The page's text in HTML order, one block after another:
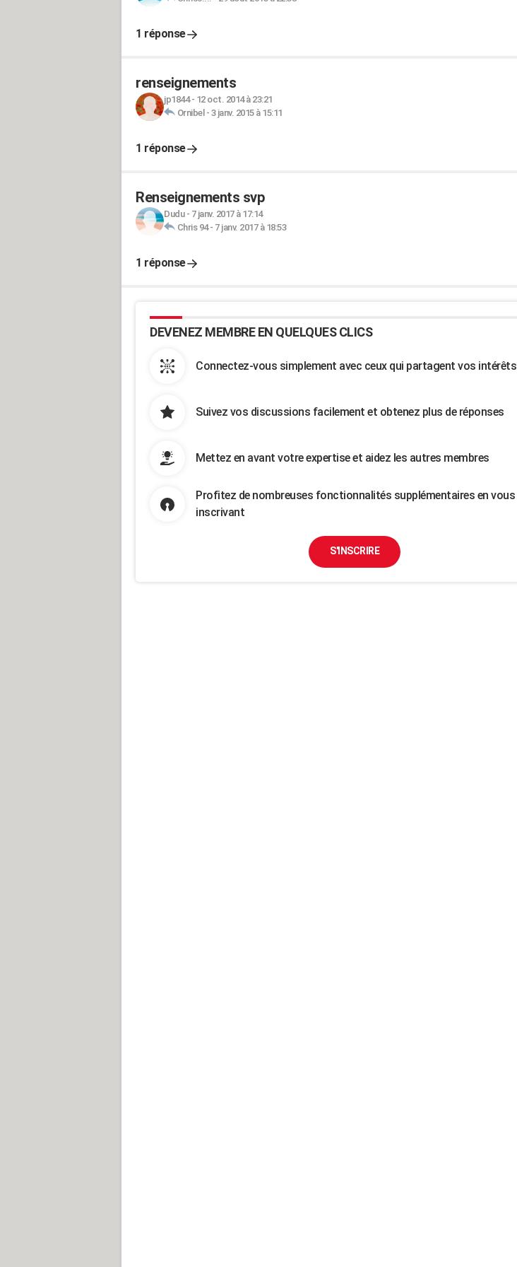
1 réponse
renseignements
jp1844- 12 oct. 2014 à 23:21
Ornibel - 3 janv. 2015 à 15:11
1 réponse
Renseignements svp
Dudu- 7 janv. 2017 à 17:14
Chris 94- 7 janv. 2017 à 18:53
1 réponse
DEVENEZ MEMBRE EN QUELQUES CLICS
Connectez-vous simplement avec ceux qui partagent vos intérêts
Suivez vos discussions facilement et obtenez plus de réponses
Mettez en avant votre expertise et aidez les autres membres
Profitez de nombreuses fonctionnalités supplémentaires en vous
inscrivant
S'INSCRIRE